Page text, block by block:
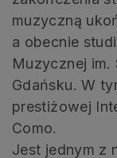
muzyczną
a obecnie
Muzycznej im.
Gdańsku. W
prestiżowej
Como.
Jest jednym z